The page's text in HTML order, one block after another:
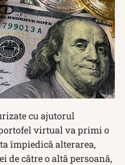
cu ajutorul
virtual va primi o
împiedică alterarea,
de către o altă persoană,